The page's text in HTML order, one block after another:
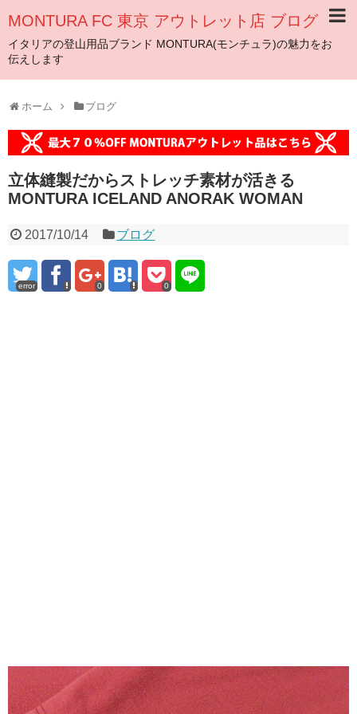
MONTURA FC 東京 アウトレット店 ブログ
イタリアの登山用品ブランド MONTURA(モンチュラ)の魅力をお
伝えします
ホーム ブログ
立体縫製だからストレッチ素材が活きる
MONTURA ICELAND ANORAK WOMAN
2017/10/14 ブログ
error 0 0